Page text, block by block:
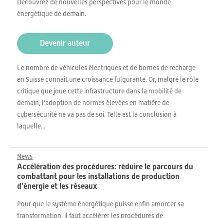
Découvrez de nouvelles perspectives pour le monde
énergétique de demain.
Devenir auteur
Le nombre de véhicules électriques et de bornes de recharge
en Suisse connaît une croissance fulgurante. Or, malgré le rôle
critique que joue cette infrastructure dans la mobilité de
demain, l’adoption de normes élevées en matière de
cybersécurité ne va pas de soi. Telle est la conclusion à
laquelle...
News
Accélération des procédures: réduire le parcours du
combattant pour les installations de production
d’énergie et les réseaux
Pour que le système énergétique puisse enfin amorcer sa
transformation, il faut accélérer les procédures de